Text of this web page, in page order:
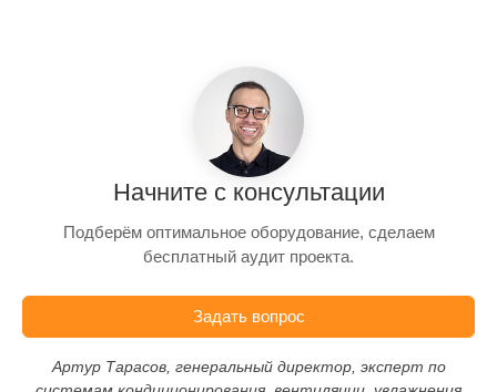
Начните с консультации
Подберём оптимальное оборудование, сделаем
бесплатный аудит проекта.
Задать вопрос
Артур Тарасов, генеральный директор, эксперт по